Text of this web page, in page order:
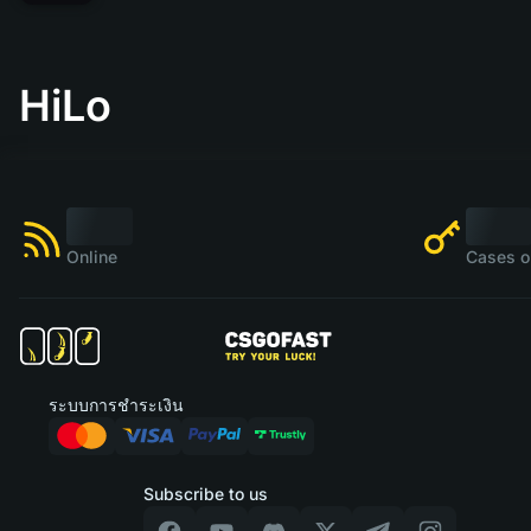
HiLo
Online Cases
Subscribe to us
ระบบการชำระเงิน